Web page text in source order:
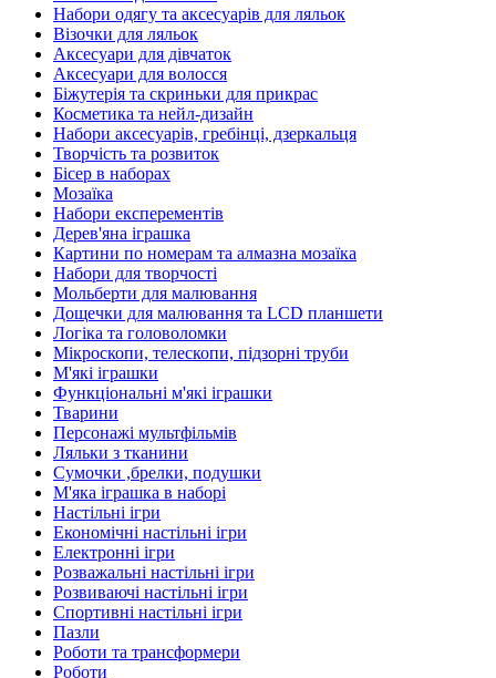
Набори одягу та аксесуарів для ляльок
Візочки для ляльок
Аксесуари для дівчаток
Аксесуари для волосся
Біжутерія та скриньки для прикрас
Косметика та нейл-дизайн
Набори аксесуарів, гребінці, дзеркальця
Творчість та розвиток
Бісер в наборах
Мозаїка
Набори експерементів
Дерев'яна іграшка
Картини по номерам та алмазна мозаїка
Набори для творчості
Мольберти для малювання
Дощечки для малювання та LCD планшети
Логіка та головоломки
Мікроскопи, телескопи, підзорні труби
М'які іграшки
Функціональні м'які іграшки
Тварини
Персонажі мультфільмів
Ляльки з тканини
Сумочки ,брелки, подушки
М'яка іграшка в наборі
Настільні ігри
Економічні настільні ігри
Електронні ігри
Розважальні настільні ігри
Розвиваючі настільні ігри
Спортивні настільні ігри
Пазли
Роботи та трансформери
Роботи